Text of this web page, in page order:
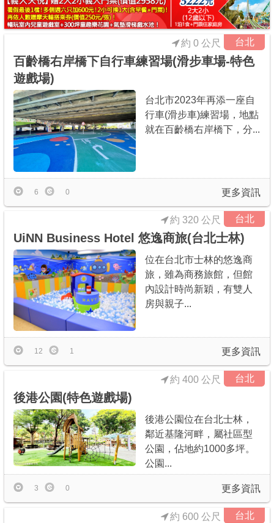
台北
百齡橋右岸橋下自行車練習場(滑步車場-特色
遊戲場)
約 0 公尺
台北市2023年再添一座自
行車(滑步車)練習場，地點
就在百齡橋右岸橋下，分...
更多資訊
6 0
台北
UiNN Business Hotel 悠逸商旅(台北士林)
約 320 公尺
位在台北市士林的悠逸商
旅，雖為商務旅館，但館
內設計時尚新穎，有雙人
房與親子...
更多資訊
12 1
台北
後港公園(特色遊戲場)
約 400 公尺
後港公園位在台北士林，
鄰近基隆河畔，屬社區型
公園，佔地約1000多坪。
公園...
更多資訊
3 0
台北
約 600 公尺